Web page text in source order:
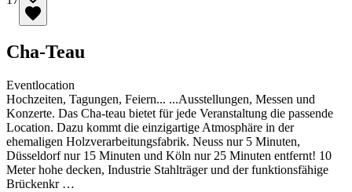
Cha-Teau
Eventlocation
Hochzeiten, Tagungen, Feiern... ...Ausstellungen, Messen und
Konzerte. Das Cha-teau bietet für jede Veranstaltung die passende
Location. Dazu kommt die einzigartige Atmosphäre in der
ehemaligen Holzverarbeitungsfabrik. Neuss nur 5 Minuten,
Düsseldorf nur 15 Minuten und Köln nur 25 Minuten entfernt! 10
Meter hohe decken, Industrie Stahlträger und der funktionsfähige
Brückenkr …